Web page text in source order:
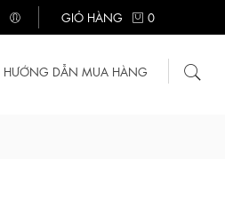
GIỎ HÀNG 0
HƯỚNG DẪN MUA HÀNG